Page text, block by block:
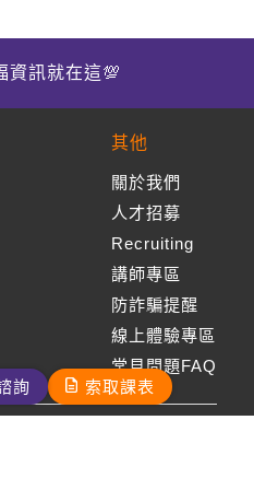
資訊就在這💯
其他
關於我們
人才招募
Recruiting
講師專區
防詐騙提醒
線上體驗專區
常見問題FAQ
詢 索取課表